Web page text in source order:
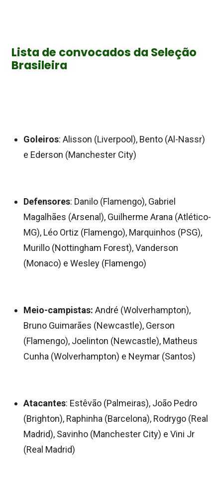
Lista de convocados da Seleção
Brasileira
Goleiros: Alisson (Liverpool), Bento (Al-Nassr)
e Ederson (Manchester City)
Defensores: Danilo (Flamengo), Gabriel
Magalhães (Arsenal), Guilherme Arana (Atlético-
MG), Léo Ortiz (Flamengo), Marquinhos (PSG),
Murillo (Nottingham Forest), Vanderson
(Monaco) e Wesley (Flamengo)
Meio-campistas: André (Wolverhampton),
Bruno Guimarães (Newcastle), Gerson
(Flamengo), Joelinton (Newcastle), Matheus
Cunha (Wolverhampton) e Neymar (Santos)
Atacantes: Estêvão (Palmeiras), João Pedro
(Brighton), Raphinha (Barcelona), Rodrygo (Real
Madrid), Savinho (Manchester City) e Vini Jr
(Real Madrid)